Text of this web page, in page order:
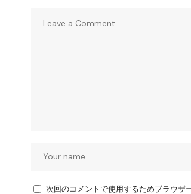
次回のコメントで使用するためブラウザ